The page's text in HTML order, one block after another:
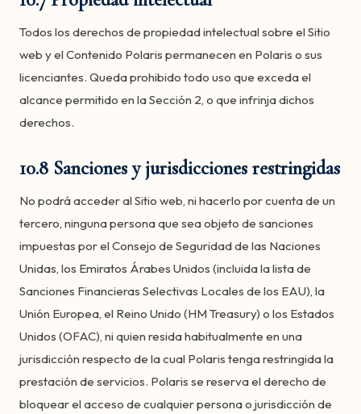
Todos los derechos de propiedad intelectual sobre el Sitio
web y el Contenido Polaris permanecen en Polaris o sus
licenciantes. Queda prohibido todo uso que exceda el
alcance permitido en la Sección 2, o que infrinja dichos
derechos.
10.8 Sanciones y jurisdicciones restringidas
No podrá acceder al Sitio web, ni hacerlo por cuenta de un
tercero, ninguna persona que sea objeto de sanciones
impuestas por el Consejo de Seguridad de las Naciones
Unidas, los Emiratos Árabes Unidos (incluida la lista de
Sanciones Financieras Selectivas Locales de los EAU), la
Unión Europea, el Reino Unido (HM Treasury) o los Estados
Unidos (OFAC), ni quien resida habitualmente en una
jurisdicción respecto de la cual Polaris tenga restringida la
prestación de servicios. Polaris se reserva el derecho de
bloquear el acceso de cualquier persona o jurisdicción de